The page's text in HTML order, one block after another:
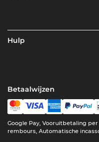
Hulp
Betaalwijzen
Google Pay, Vooruitbetaling
rembours, Automatische